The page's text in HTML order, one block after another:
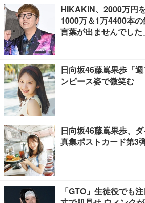
HIKAKIN、2000万円
1000万＆1万4400本
言葉が出ませんでした
日向坂46藤嶌果歩「
ンピース姿で微笑む
日向坂46藤嶌果歩、
真集ポストカード第3
「GTO」生徒役でも